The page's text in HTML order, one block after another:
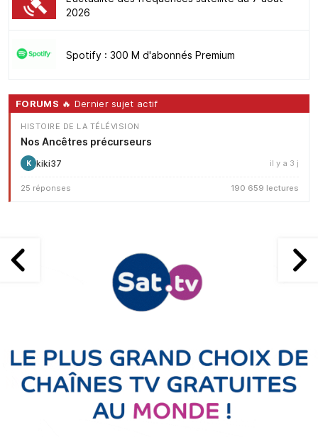
2026
Spotify : 300 M d'abonnés Premium
FORUMS 🔥 Dernier sujet actif
HISTOIRE DE LA TÉLÉVISION
Nos Ancêtres précurseurs
K kiki37 il y a 3 j
25 réponses 190 659 lectures